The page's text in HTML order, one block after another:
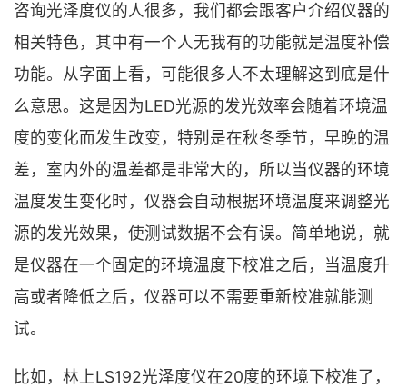
咨询光泽度仪的人很多，我们都会跟客户介绍仪器的
相关特色，其中有一个人无我有的功能就是温度补偿
功能。从字面上看，可能很多人不太理解这到底是什
么意思。这是因为LED光源的发光效率会随着环境温
度的变化而发生改变，特别是在秋冬季节，早晚的温
差，室内外的温差都是非常大的，所以当仪器的环境
温度发生变化时，仪器会自动根据环境温度来调整光
源的发光效果，使测试数据不会有误。简单地说，就
是仪器在一个固定的环境温度下校准之后，当温度升
高或者降低之后，仪器可以不需要重新校准就能测
试。
比如，林上LS192光泽度仪在20度的环境下校准了，